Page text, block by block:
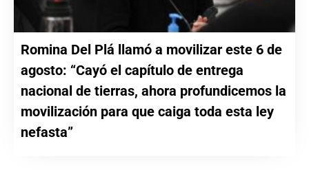
Romina Del Plá llamó a movilizar este 6 de
agosto: “Cayó el capítulo de entrega
nacional de tierras, ahora profundicemos la
movilización para que caiga toda esta ley
nefasta”